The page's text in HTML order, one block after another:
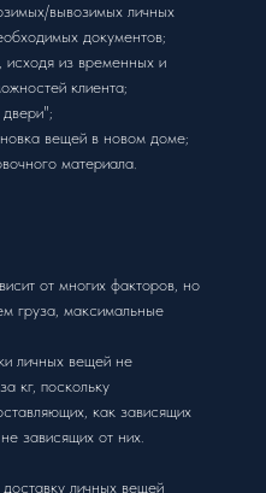
вывозимых личных
документов;
из временных и
клиента;
вещей в новом доме;
материала.
от многих факторов, но
груза, максимальные
личных вещей не
кг, поскольку
как зависящих
зависящих от них.
личных вещей